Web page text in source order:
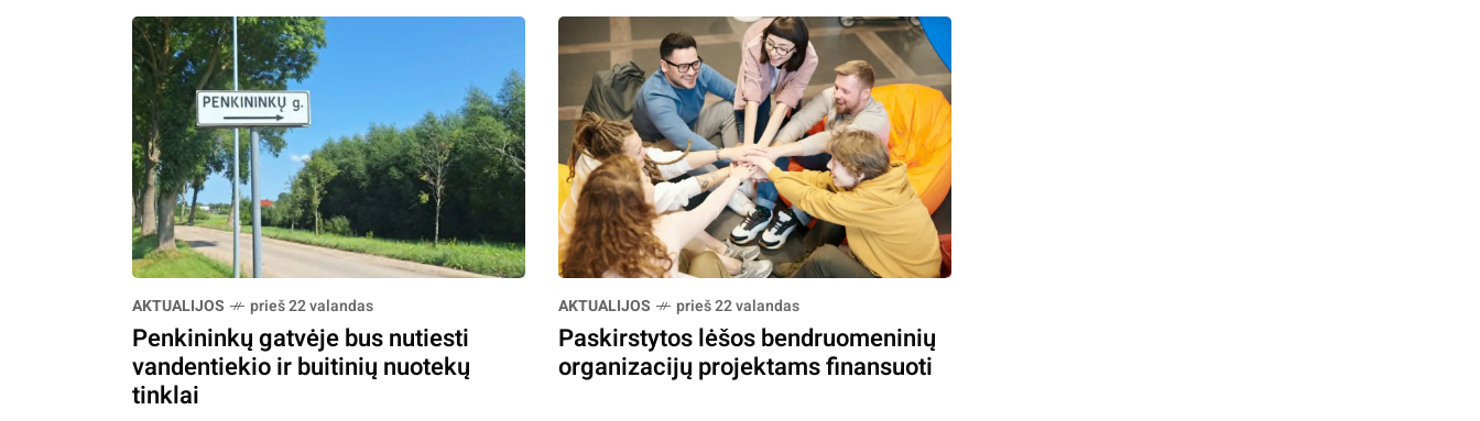
AKTUALIJOS prieš 22 valandas
Penkininkų gatvėje bus nutiesti
vandentiekio ir buitinių nuotekų
tinklai
AKTUALIJOS prieš 22 valandas
Paskirstytos lėšos bendruomeninių
organizacijų projektams finansuoti